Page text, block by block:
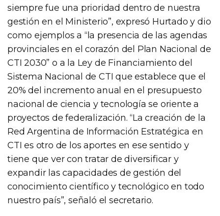
siempre fue una prioridad dentro de nuestra
gestión en el Ministerio”, expresó Hurtado y dio
como ejemplos a “la presencia de las agendas
provinciales en el corazón del Plan Nacional de
CTI 2030” o a la Ley de Financiamiento del
Sistema Nacional de CTI que establece que el
20% del incremento anual en el presupuesto
nacional de ciencia y tecnología se oriente a
proyectos de federalización. “La creación de la
Red Argentina de Información Estratégica en
CTI es otro de los aportes en ese sentido y
tiene que ver con tratar de diversificar y
expandir las capacidades de gestión del
conocimiento científico y tecnológico en todo
nuestro país”, señaló el secretario.